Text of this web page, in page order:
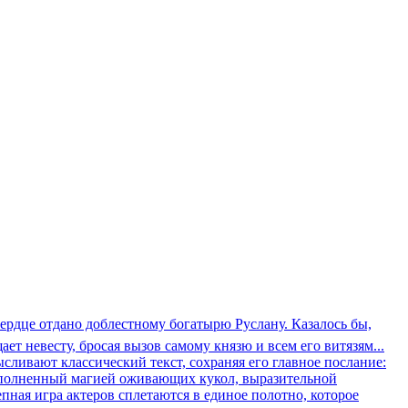
отдано доблестному богатырю Руслану. Казалось бы,
невесту, бросая вызов самому князю и всем его витязям...
классический текст, сохраняя его главное послание:
магией оживающих кукол, выразительной
игра актеров сплетаются в единое полотно, которое